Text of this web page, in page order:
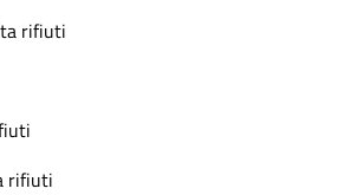
rifiuti
rifiuti